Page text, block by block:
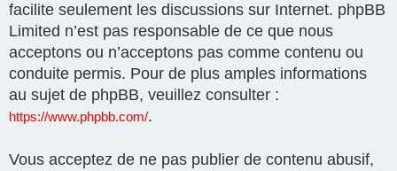
facilite seulement les discussions sur Internet. phpBB
Limited n’est pas responsable de ce que nous
acceptons ou n’acceptons pas comme contenu ou
conduite permis. Pour de plus amples informations
au sujet de phpBB, veuillez consulter :
https://www.phpbb.com/.
Vous acceptez de ne pas publier de contenu abusif,